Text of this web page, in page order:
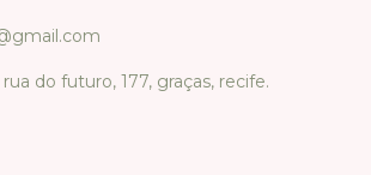
do futuro, 177, graças, recife.